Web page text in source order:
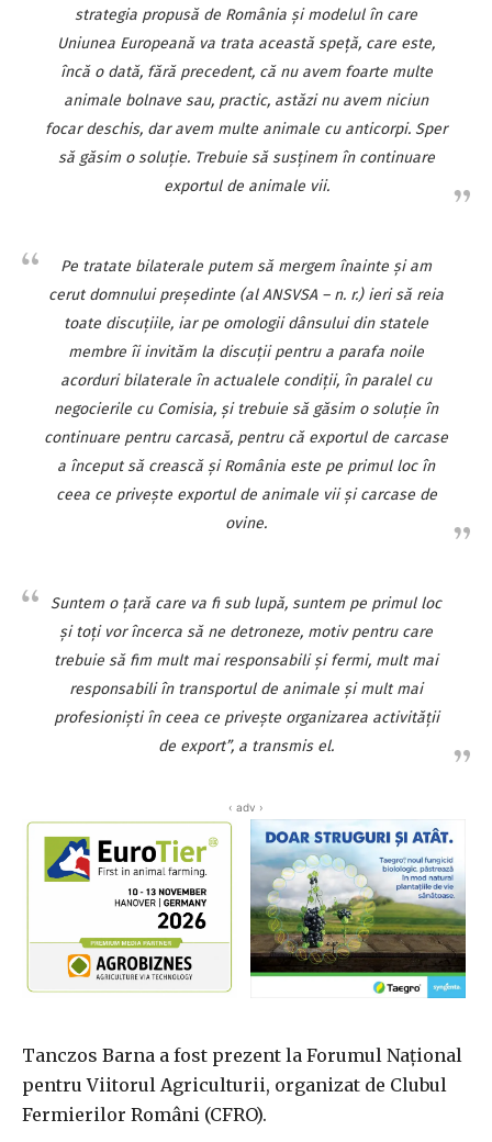
strategia propusă de România şi modelul în care
Uniunea Europeană va trata această speţă, care este,
încă o dată, fără precedent, că nu avem foarte multe
animale bolnave sau, practic, astăzi nu avem niciun
focar deschis, dar avem multe animale cu anticorpi. Sper
să găsim o soluţie. Trebuie să susţinem în continuare
exportul de animale vii.
Pe tratate bilaterale putem să mergem înainte şi am
cerut domnului preşedinte (al ANSVSA – n. r.) ieri să reia
toate discuţiile, iar pe omologii dânsului din statele
membre îi invităm la discuţii pentru a parafa noile
acorduri bilaterale în actualele condiţii, în paralel cu
negocierile cu Comisia, şi trebuie să găsim o soluţie în
continuare pentru carcasă, pentru că exportul de carcase
a început să crească şi România este pe primul loc în
ceea ce priveşte exportul de animale vii şi carcase de
ovine.
Suntem o ţară care va fi sub lupă, suntem pe primul loc
şi toţi vor încerca să ne detroneze, motiv pentru care
trebuie să fim mult mai responsabili şi fermi, mult mai
responsabili în transportul de animale şi mult mai
profesionişti în ceea ce priveşte organizarea activităţii
de export”, a transmis el.
‹ adv ›
Tanczos Barna a fost prezent la Forumul Naţional
pentru Viitorul Agriculturii, organizat de Clubul
Fermierilor Români (CFRO).